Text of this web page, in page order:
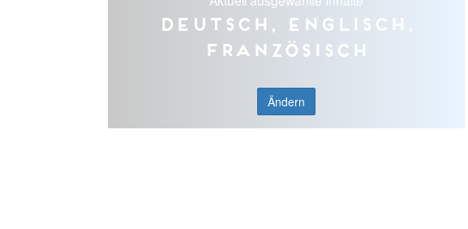
Deutsch, Englisch,
Französisch
Ändern